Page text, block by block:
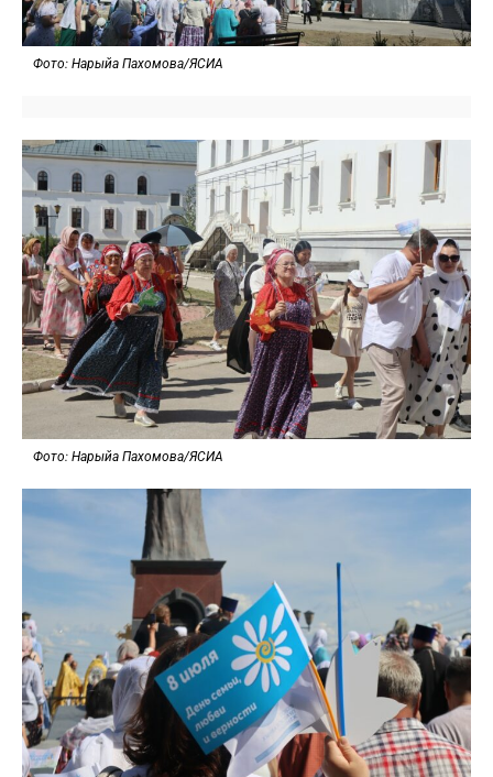
Фото: Нарыйа Пахомова/ЯСИА
Фото: Нарыйа Пахомова/ЯСИА